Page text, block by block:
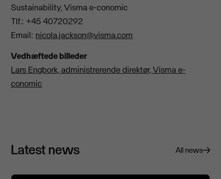
Sustainability, Visma e-conomic
Tlf.: +45 40720292
Email: nicola.jackson@visma.com
Vedhæftede billeder
Lars Engbork, administrerende direktør, Visma e-
conomic
Latest news All news